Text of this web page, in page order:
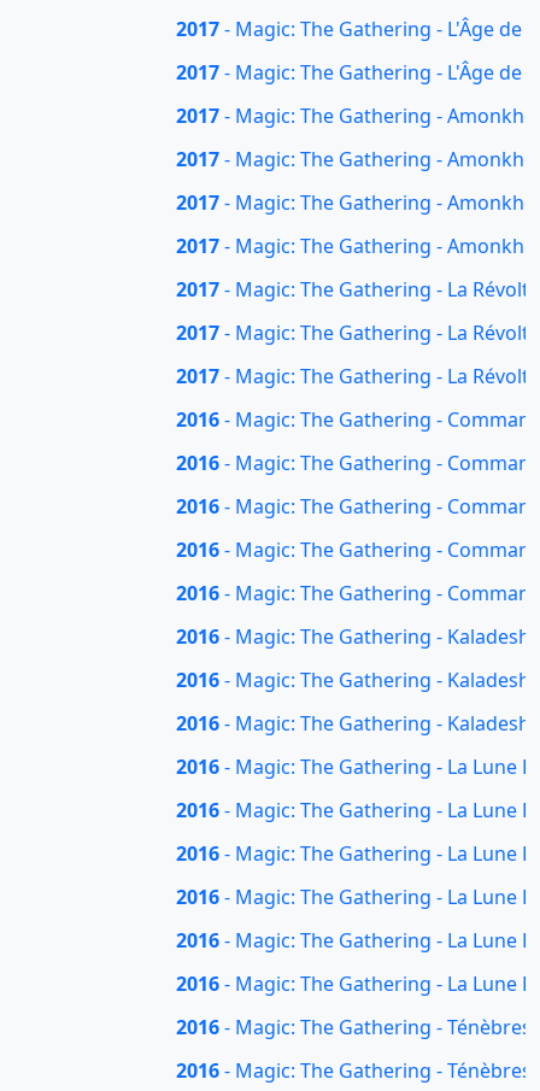
2017- Magic: The Gathering - L'Âge de
2017- Magic: The Gathering - L'Âge de
2017- Magic: The Gathering -
2017- Magic: The Gathering -
2017- Magic: The Gathering -
2017- Magic: The Gathering -
2017- Magic: The Gathering - La
2017- Magic: The Gathering - La
2017- Magic: The Gathering - La
2016- Magic: The Gathering -
2016- Magic: The Gathering -
2016- Magic: The Gathering -
2016- Magic: The Gathering -
2016- Magic: The Gathering -
2016- Magic: The Gathering - Kaladesh
2016- Magic: The Gathering - Kaladesh
2016- Magic: The Gathering -
2016- Magic: The Gathering - La Lune
2016- Magic: The Gathering - La Lune
2016- Magic: The Gathering - La Lune
2016- Magic: The Gathering - La Lune
2016- Magic: The Gathering - La Lune
2016- Magic: The Gathering - La Lune
2016- Magic: The Gathering -
2016- Magic: The Gathering -